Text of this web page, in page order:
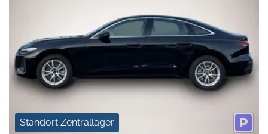
Standort Zentrallager